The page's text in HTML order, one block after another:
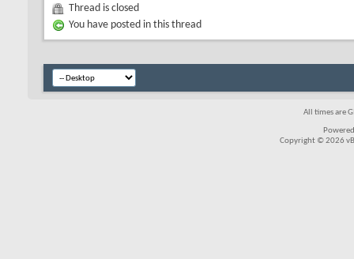
Thread is closed
You have posted in this thread
All times are
Copyright © 2026